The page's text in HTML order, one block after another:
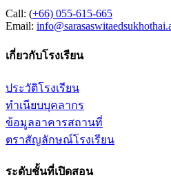
Call: (+66) 055-615-665
Email:
เกี่ยวกับโรงเรียน
ประวัติโรงเรียน
ทำเนียบบุคลากร
ข้อมูลอาคารสถานที่
ตราสัญลักษณ์โรงเรียน
ระดับชั้นที่เปิดสอน